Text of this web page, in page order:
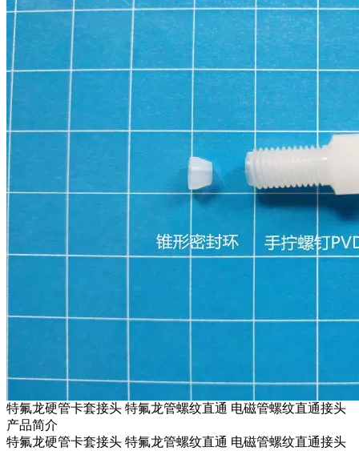
特氟龙硬管卡套接头 特氟龙管螺纹直通 电磁管螺纹直通接头
产品简介
特氟龙硬管卡套接头 特氟龙管螺纹直通 电磁管螺纹直通接头